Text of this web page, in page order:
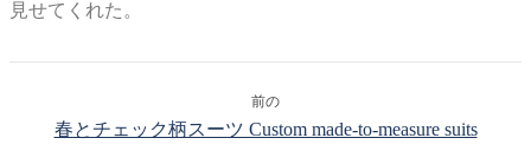
見せてくれた。
前の
春とチェック柄スーツ Custom made-to-measure suits